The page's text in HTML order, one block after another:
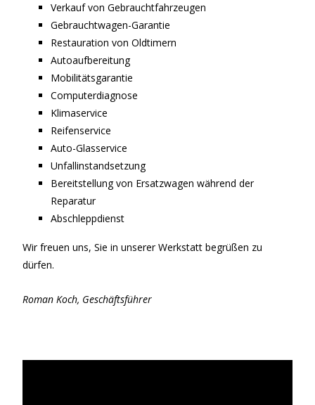
Verkauf von Gebrauchtfahrzeugen
Gebrauchtwagen-Garantie
Restauration von Oldtimern
Autoaufbereitung
Mobilitätsgarantie
Computerdiagnose
Klimaservice
Reifenservice
Auto-Glasservice
Unfallinstandsetzung
Bereitstellung von Ersatzwagen während der
Reparatur
Abschleppdienst
Wir freuen uns, Sie in unserer Werkstatt begrüßen zu
dürfen.
Roman Koch, Geschäftsführer